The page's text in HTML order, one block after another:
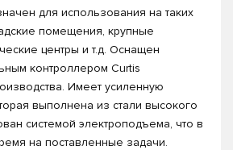
для использования на таких
помещения, крупные
центры и т.д. Оснащен
контроллером Curtis
Имеет усиленную
выполнена из стали высокого
системой электроподъема, что в
на поставленные задачи.